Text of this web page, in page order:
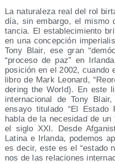
La natu­ra­le­za real del rol
día, sin embar­go, el mis­mo
tan­cia. El esta­ble­ci­mien­to
en una con­cep­ción
Tony Blair, ese gran
“pro­ce­so de paz” en
posi­ción en el 2002, cuan­do
libro de Mark Leo­nard,
de­ring the World). En este
inter­na­cio­nal de Tony
ensa­yo titu­la­do “El Esta­do
habla de la nece­si­dad de un
el siglo XXI. Des­de
Lati­na e Irlan­da, pode­mos
es decir, este es el “esta­do
nos de las rela­cio­nes